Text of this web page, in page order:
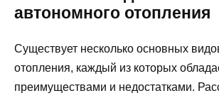
автономного отопления
Существует несколько основных
отопления, каждый из которых
преимуществами и недостатками.